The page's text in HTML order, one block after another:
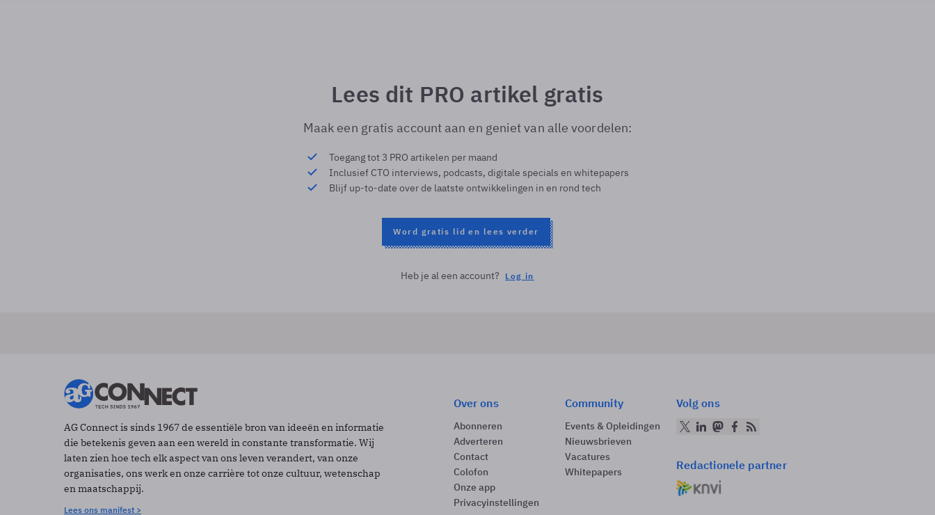
Lees dit PRO artikel gratis
Maak een gratis account aan en geniet van alle voordelen:
Toegang tot 3 PRO artikelen per maand
Inclusief CTO interviews, podcasts, digitale specials en whitepapers
Blijf up-to-date over de laatste ontwikkelingen in en rond tech
Word gratis lid en lees verder
Heb je al een account? Log in
AG Connect is sinds 1967 de essentiële bron van ideeën en informatie
die betekenis geven aan een wereld in constante transformatie. Wij
laten zien hoe tech elk aspect van ons leven verandert, van onze
organisaties, ons werk en onze carrière tot onze cultuur, wetenschap
en maatschappij.
Lees ons manifest >
Over ons
Abonneren
Adverteren
Contact
Colofon
Onze app
Privacyinstellingen
Community
Events & Opleidingen
Nieuwsbrieven
Vacatures
Whitepapers
Volg ons
Redactionele partner